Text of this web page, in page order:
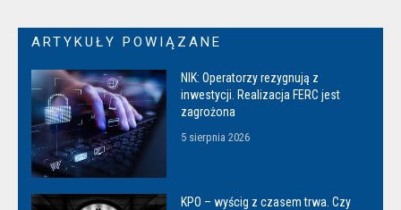
ARTYKUŁY POWIĄZANE
NIK: Operatorzy rezygnują z
inwestycji. Realizacja FERC jest
zagrożona
5 sierpnia 2026
KPO – wyścig z czasem trwa. Czy